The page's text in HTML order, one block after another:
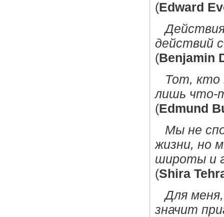
(Edward
действий
(Benjamin
Тот, кто
лишь что-
(Edmund
Мы не
жизни, но
широты и
(Shira
Для
значит